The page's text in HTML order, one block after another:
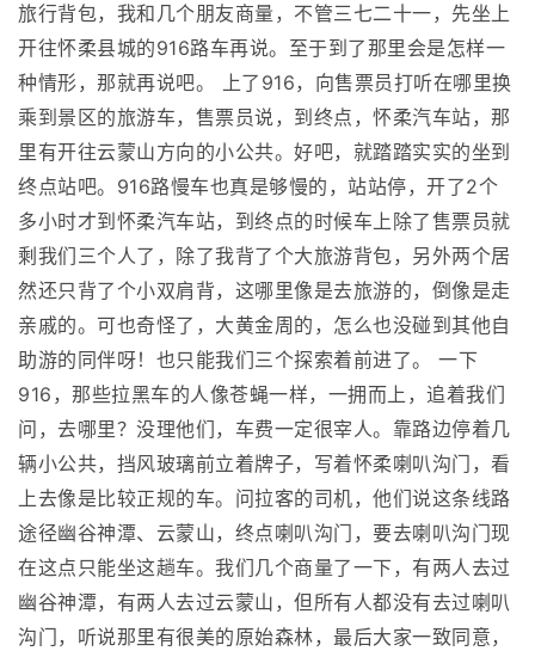
旅行背包，我和几个朋友商量，不管三七二十一，先坐上
开往怀柔县城的916路车再说。至于到了那里会是怎样一
种情形，那就再说吧。 上了916，向售票员打听在哪里换
乘到景区的旅游车，售票员说，到终点，怀柔汽车站，那
里有开往云蒙山方向的小公共。好吧，就踏踏实实的坐到
终点站吧。916路慢车也真是够慢的，站站停，开了2个
多小时才到怀柔汽车站，到终点的时候车上除了售票员就
剩我们三个人了，除了我背了个大旅游背包，另外两个居
然还只背了个小双肩背，这哪里像是去旅游的，倒像是走
亲戚的。可也奇怪了，大黄金周的，怎么也没碰到其他自
助游的同伴呀！也只能我们三个探索着前进了。 一下
916，那些拉黑车的人像苍蝇一样，一拥而上，追着我们
问，去哪里？没理他们，车费一定很宰人。靠路边停着几
辆小公共，挡风玻璃前立着牌子，写着怀柔喇叭沟门，看
上去像是比较正规的车。问拉客的司机，他们说这条线路
途径幽谷神潭、云蒙山，终点喇叭沟门，要去喇叭沟门现
在这点只能坐这趟车。我们几个商量了一下，有两人去过
幽谷神潭，有两人去过云蒙山，但所有人都没有去过喇叭
沟门，听说那里有很美的原始森林，最后大家一致同意，